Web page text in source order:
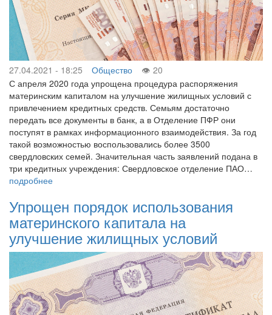
27.04.2021 - 18:25 Общество
20
С апреля 2020 года упрощена процедура распоряжения
материнским капиталом на улучшение жилищных условий с
привлечением кредитных средств. Семьям достаточно
передать все документы в банк, а в Отделение ПФР они
поступят в рамках информационного взаимодействия. За год
такой возможностью воспользовались более 3500
свердловских семей. Значительная часть заявлений подана в
три кредитных учреждения: Свердловское отделение ПАО…
подробнее
Упрощен порядок использования
материнского капитала на
улучшение жилищных условий